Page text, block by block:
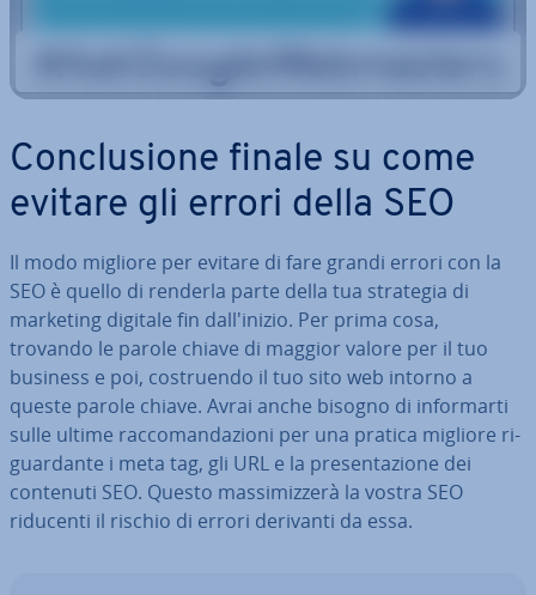
Con­clu­sio­ne finale su come
evitare gli errori della SEO
Il modo migliore per evitare di fare grandi errori con la
SEO è quello di renderla parte della tua strategia di
marketing digitale fin dal­l'i­ni­zio. Per prima cosa,
trovando le parole chiave di maggior valore per il tuo
business e poi, co­struen­do il tuo sito web intorno a
queste parole chiave. Avrai anche bisogno di in­for­mar­ti
sulle ultime rac­co­man­da­zio­ni per una pratica migliore ri­
guar­dan­te i meta tag, gli URL e la pre­sen­ta­zio­ne dei
contenuti SEO. Questo mas­si­miz­ze­rà la vostra SEO
riducenti il rischio di errori derivanti da essa.